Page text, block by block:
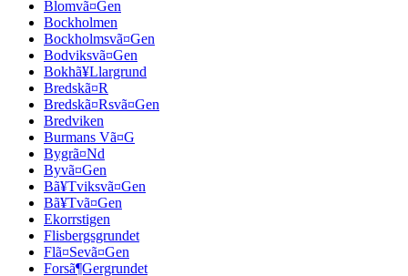
Blomvã¤Gen
Bockholmen
Bockholmsvã¤Gen
Bodviksvã¤Gen
Bokhã¥Llargrund
Bredskã¤R
Bredskã¤Rsvã¤Gen
Bredviken
Burmans Vã¤G
Bygrã¤Nd
Byvã¤Gen
Bã¥Tviksvã¤Gen
Bã¥Tvã¤Gen
Ekorrstigen
Flisbergsgrundet
Flã¤Sevã¤Gen
Forsã¶Gergrundet